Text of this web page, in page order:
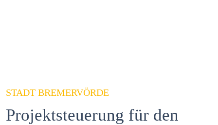
STADT BREMERVÖRDE
Projektsteuerung für den